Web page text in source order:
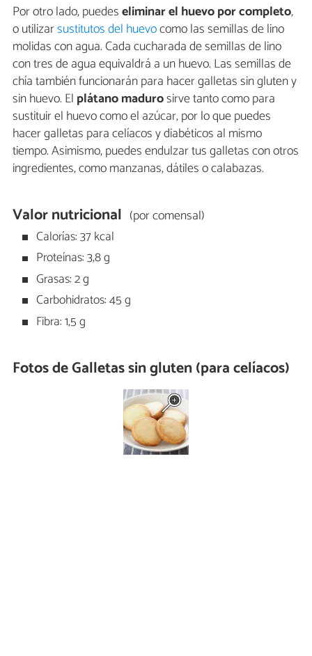
Por otro lado, puedeseliminar el huevo por completo,
o utilizarsustitutos del huevocomo las semillas de lino
molidas con agua. Cada cucharada de semillas de lino
con tres de agua equivaldrá a un huevo. Las semillas de
chía también funcionarán para hacer galletas sin gluten y
sin huevo. El plátano madurosirve tanto como para
sustituir el huevo como el azúcar, por lo que puedes
hacer galletas para celíacos y diabéticos al mismo
tiempo. Asimismo, puedes endulzar tus galletas con otros
ingredientes, como manzanas, dátiles o calabazas.
Valor nutricional (por comensal)
Calorías: 37 kcal
Proteínas: 3,8 g
Grasas: 2 g
Carbohidratos: 45 g
Fibra: 1,5 g
Fotos de Galletas sin gluten (para celíacos)